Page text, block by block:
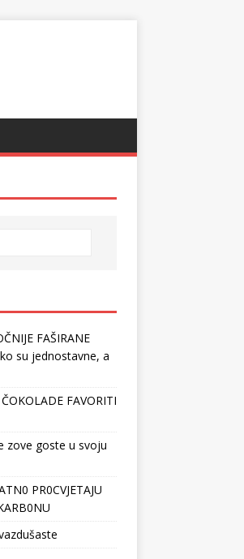
FAŠIRANE
su jednostavne, a
FAVORITI
zove goste u svoju
PR0CVJETAJU